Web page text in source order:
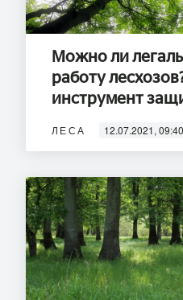
Можно ли
работу
инструмент
ЛЕСА 12.07.2021, 09:40